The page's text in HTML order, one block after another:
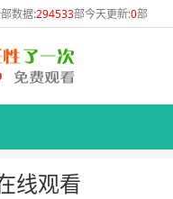
数据:294533部今天更新:0部
线观看